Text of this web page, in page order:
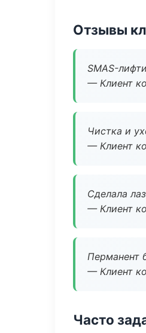
Отзывы
SMAS-
— Клиент
Чистка и
— Клиент
Сделала
— Клиент
Перманент
— Клиент
Часто